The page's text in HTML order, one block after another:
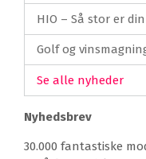
HIO – Så stor er
Golf og
Se alle nyheder
Nyhedsbrev
30.000 fantastiske